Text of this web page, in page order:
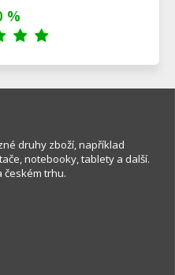
%
druhy zboží, například
notebooky, tablety a další.
českém trhu.